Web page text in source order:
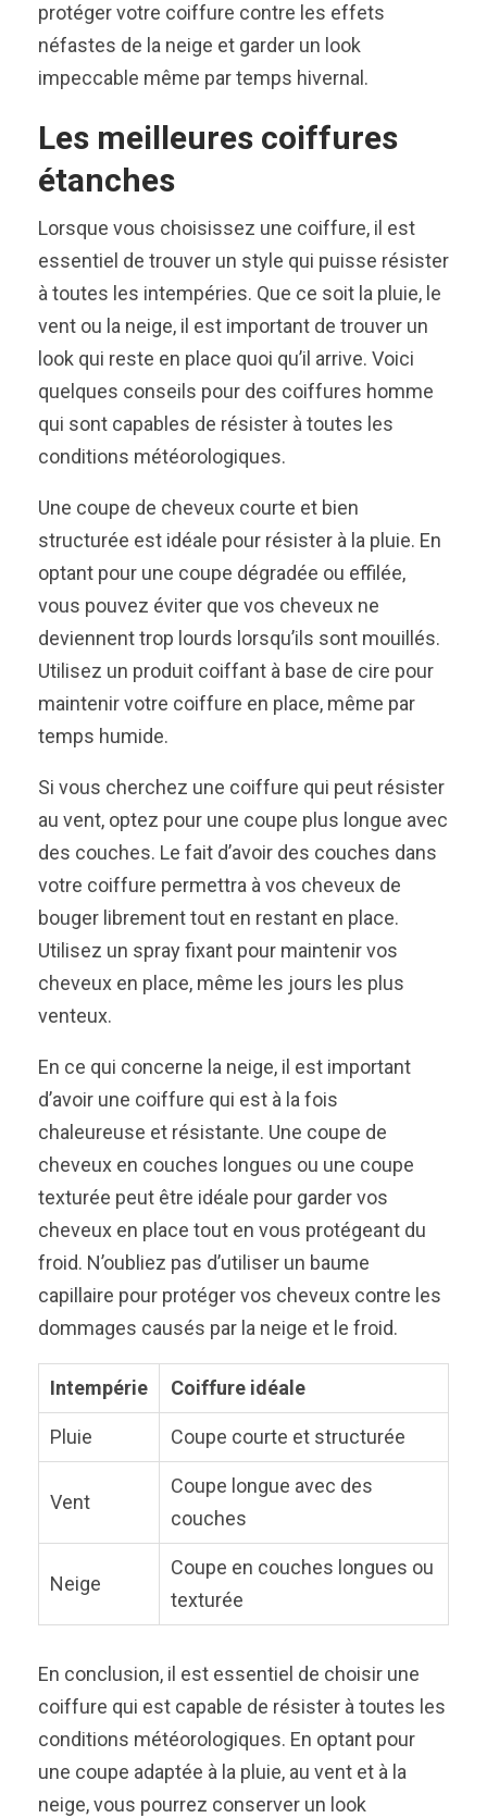
protéger votre coiffure contre les effets
néfastes de la neige et garder un look
impeccable même par temps hivernal.
Les meilleures coiffures
étanches
Lorsque vous choisissez une coiffure, il est
essentiel de trouver un style qui puisse résister
à toutes les intempéries. Que ce soit la pluie, le
vent ou la neige, il est important de trouver un
look qui reste en place quoi qu’il arrive. Voici
quelques conseils pour des coiffures homme
qui sont capables de résister à toutes les
conditions météorologiques.
Une coupe de cheveux courte et bien
structurée est idéale pour résister à la pluie. En
optant pour une coupe dégradée ou effilée,
vous pouvez éviter que vos cheveux ne
deviennent trop lourds lorsqu’ils sont mouillés.
Utilisez un produit coiffant à base de cire pour
maintenir votre coiffure en place, même par
temps humide.
Si vous cherchez une coiffure qui peut résister
au vent, optez pour une coupe plus longue avec
des couches. Le fait d’avoir des couches dans
votre coiffure permettra à vos cheveux de
bouger librement tout en restant en place.
Utilisez un spray fixant pour maintenir vos
cheveux en place, même les jours les plus
venteux.
En ce qui concerne la neige, il est important
d’avoir une coiffure qui est à la fois
chaleureuse et résistante. Une coupe de
cheveux en couches longues ou une coupe
texturée peut être idéale pour garder vos
cheveux en place tout en vous protégeant du
froid. N’oubliez pas d’utiliser un baume
capillaire pour protéger vos cheveux contre les
dommages causés par la neige et le froid.
Intempérie Coiffure idéale
Pluie Coupe courte et structurée
Vent
Coupe longue avec des
couches
Neige
Coupe en couches longues ou
texturée
En conclusion, il est essentiel de choisir une
coiffure qui est capable de résister à toutes les
conditions météorologiques. En optant pour
une coupe adaptée à la pluie, au vent et à la
neige, vous pourrez conserver un look